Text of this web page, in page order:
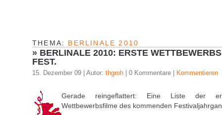
THEMA: BERLINALE 2010
» BERLINALE 2010: ERSTE
FEST.
15. Dezember 09 | Autor: thgroh | 0 Kommentare | Kommentieren
Gerade reingeflattert: Eine Liste der
Wettbewerbsfilme des kommenden